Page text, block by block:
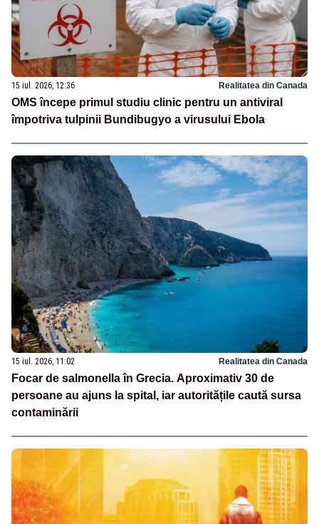
15 iul. 2026, 12:36 Realitatea din Canada
OMS începe primul studiu clinic pentru un antiviral
împotriva tulpinii Bundibugyo a virusului Ebola
15 iul. 2026, 11:02 Realitatea din Canada
Focar de salmonella în Grecia. Aproximativ 30 de
persoane au ajuns la spital, iar autoritățile caută sursa
contaminării